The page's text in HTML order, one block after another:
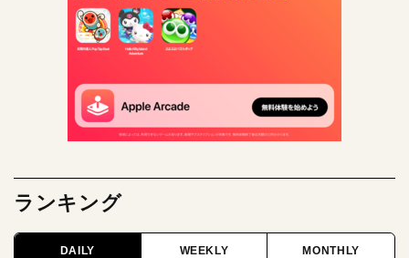
ランキング
DAILY WEEKLY MONTHLY